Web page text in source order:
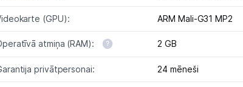
(GPU): ARM Mali-G31 MP2
atmiņa (RAM): 2 GB
privātpersonai: 24 mēneši